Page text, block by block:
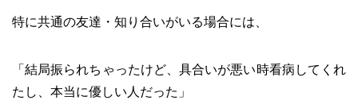
特に共通の友達・知り合いがいる場合には、
「結局振られちゃったけど、具合いが悪い時看病してくれ
たし、本当に優しい人だった」